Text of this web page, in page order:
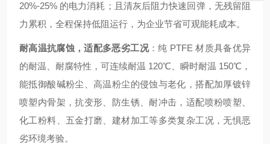
20%-25% 的电力消耗；且清灰后阻力快速回弹，无残留阻
力累积，全程保持低阻运行，为企业节省可观能耗成本。
耐高温抗腐蚀，适配多恶劣工况：纯 PTFE 材质具备优异
的耐温、耐腐特性，可连续耐温 120℃、瞬时耐温 150℃，
能抵御酸碱粉尘、高温粉尘的侵蚀与老化，搭配加厚镀锌
喷塑内骨架，抗变形、防生锈、耐冲击，适配喷粉喷塑、
化工粉料、五金打磨、建材加工等多类复杂工况，无惧恶
劣环境考验。